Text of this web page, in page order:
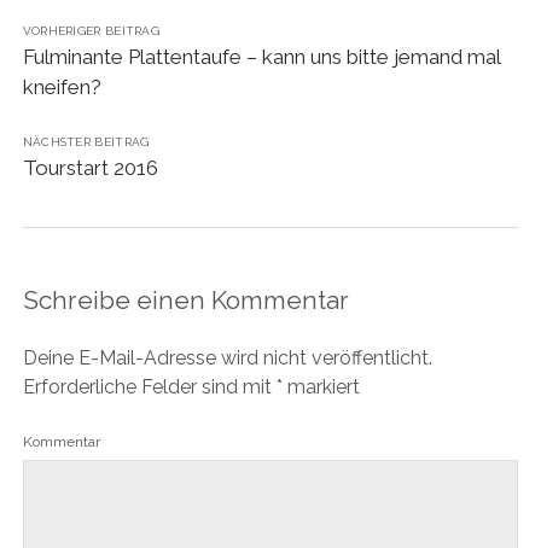
VORHERIGER BEITRAG
Fulminante Plattentaufe – kann uns bitte jemand mal
kneifen?
NÄCHSTER BEITRAG
Tourstart 2016
Schreibe einen Kommentar
Deine E-Mail-Adresse wird nicht veröffentlicht.
Erforderliche Felder sind mit * markiert
Kommentar